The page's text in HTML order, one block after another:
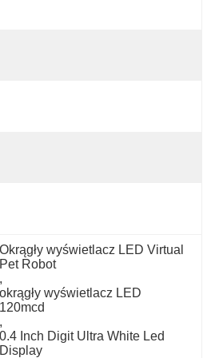
Okrągły wyświetlacz LED Virtual
Pet Robot
,
okrągły wyświetlacz LED
120mcd
,
0.4 Inch Digit Ultra White Led
Display